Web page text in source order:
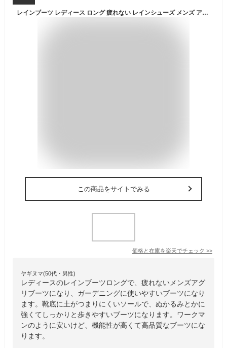
レインブーツ レディース ロング 疲れない レインシューズ メンズ アグリブーツ 畑仕事 農作業 長靴 ユニセックス 靴底に土がつまりにくい 男女兼用 男性 女性 軽量 軽い 防滑 ブラック 黒 FU-SOLEIL fu5003
この商品をサイトでみる
価格と在庫を楽天でチェック >>
ヤギヌマ(50代・男性)
レディースのレインブーツロングで、疲れないメンズアグ
リブーツになり、ガーデニングに使いやすいブーツになり
ます。靴底に土がつまりにくいソールで、ぬかるみとかに
強くてしっかりと歩きやすいブーツになります。ワークマ
ンのように安いけど、機能性が高くて高品質なブーツにな
ります。